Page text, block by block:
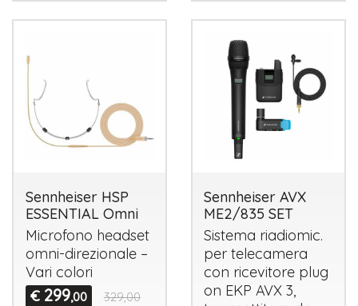
Sennheiser HSP
ESSENTIAL Omni
Microfono headset
omni-direzionale –
Vari colori
€ 299,00 329,00
Sennheiser AVX
ME2/835 SET
Sistema riadiomic.
per telecamera
con ricevitore plug
on EKP AVX 3,